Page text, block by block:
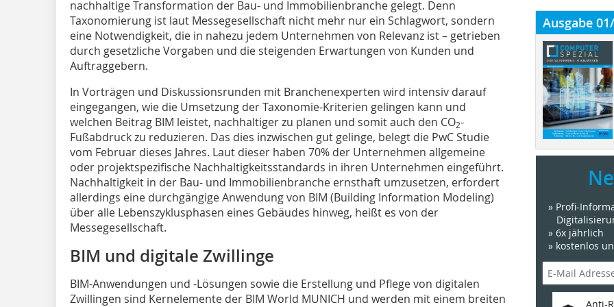
nachhaltige Transformation der Bau- und Immobilienbranche gelegt. Denn
Taxonomierung ist laut Messegesellschaft nicht mehr nur ein Schlagwort, sondern
eine Notwendigkeit, die in nahezu jedem Unternehmen von Relevanz ist – getrieben
durch gesetzliche Vorgaben und die steigenden Erwartungen von Kunden und
Auftraggebern.
In Vorträgen und Diskussionsrunden mit Branchenexperten wird intensiv darauf
eingegangen, wie die Umsetzung der Taxonomie-Kriterien gelingen kann und
welchen Beitrag BIM leistet, nachhaltiger zu planen und somit auch den CO2-
Fußabdruck zu reduzieren. Das dies inzwischen gut gelinge, belegt die PwC Studie
vom Februar dieses Jahres. Laut dieser haben 70% der Unternehmen allgemeine
oder projektspezifische Nachhaltigkeitsstandards in ihren Unternehmen eingeführt.
Nachhaltigkeit in der Bau- und Immobilienbranche ernsthaft umzusetzen, erfordert
allerdings eine durchgängige Anwendung von BIM (Building Information Modeling)
über alle Lebenszyklusphasen eines Gebäudes hinweg, heißt es von der
Messegesellschaft.
BIM und digitale Zwillinge
BIM-Anwendungen und -Lösungen sowie die Erstellung und Pflege von digitalen
Zwillingen sind Kernelemente der BIM World MUNICH und werden mit einem breiten
Ausgabe
» Profi-
» 6x jährlich
» kostenlos
Anti-